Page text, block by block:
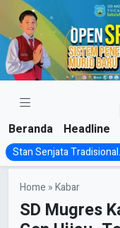
Skip
content
Beranda Headline
Stan Senjata
Home »Kabar
SD Mugres